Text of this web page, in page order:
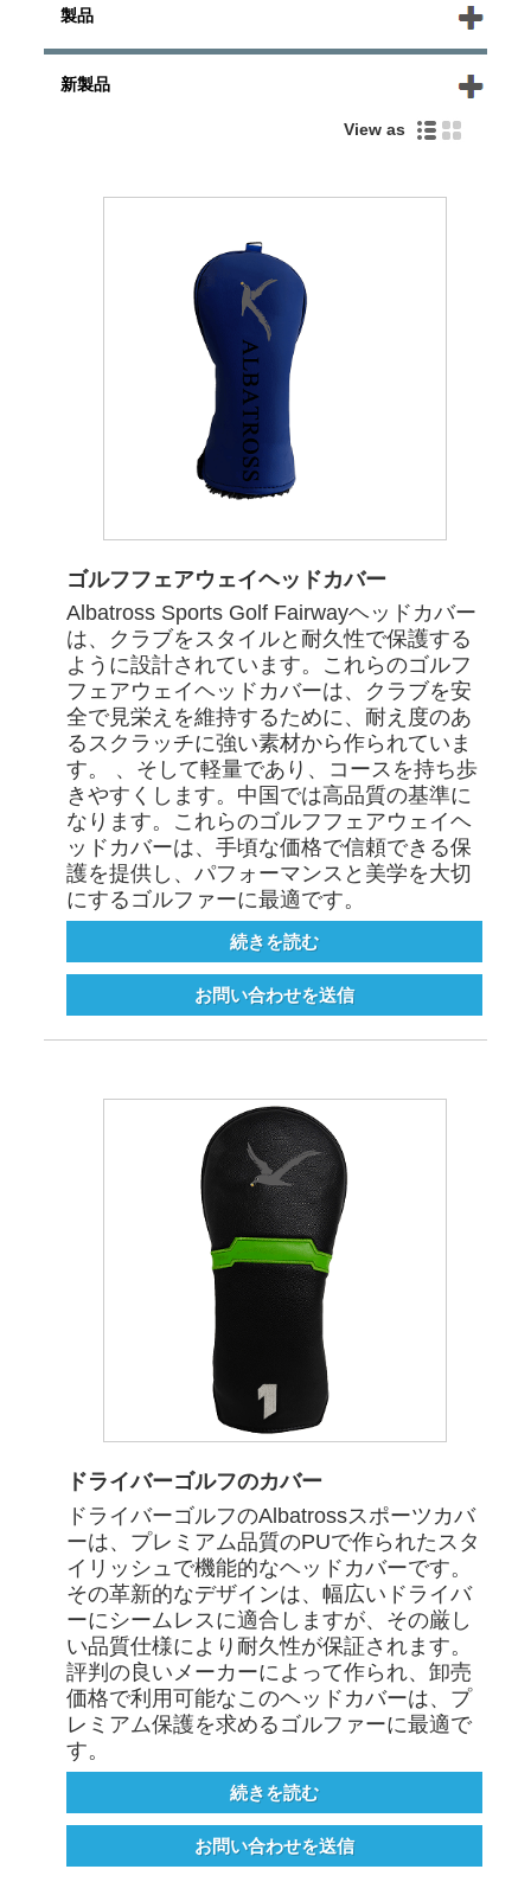
製品
新製品
View as
ゴルフフェアウェイヘッドカバー
Albatross Sports Golf Fairwayヘッドカバー
は、クラブをスタイルと耐久性で保護する
ように設計されています。これらのゴルフ
フェアウェイヘッドカバーは、クラブを安
全で見栄えを維持するために、耐え度のあ
るスクラッチに強い素材から作られていま
す。 、そして軽量であり、コースを持ち歩
きやすくします。中国では高品質の基準に
なります。これらのゴルフフェアウェイヘ
ッドカバーは、手頃な価格で信頼できる保
護を提供し、パフォーマンスと美学を大切
にするゴルファーに最適です。
続きを読む
お問い合わせを送信
ドライバーゴルフのカバー
ドライバーゴルフのAlbatrossスポーツカバ
ーは、プレミアム品質のPUで作られたスタ
イリッシュで機能的なヘッドカバーです。
その革新的なデザインは、幅広いドライバ
ーにシームレスに適合しますが、その厳し
い品質仕様により耐久性が保証されます。
評判の良いメーカーによって作られ、卸売
価格で利用可能なこのヘッドカバーは、プ
レミアム保護を求めるゴルファーに最適で
す。
続きを読む
お問い合わせを送信